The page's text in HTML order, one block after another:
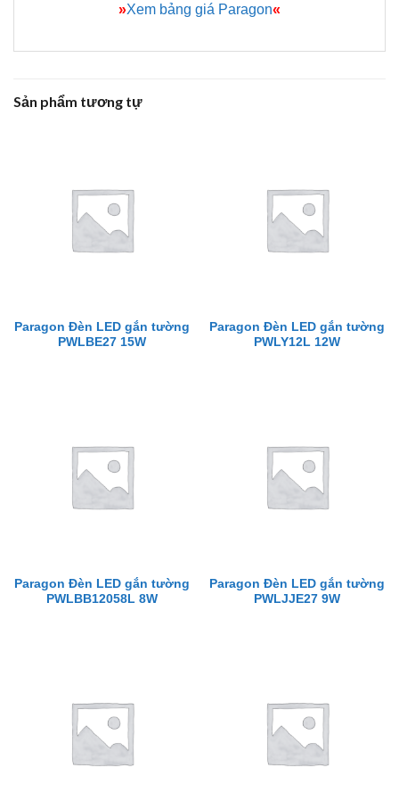
»Xem bảng giá Paragon«
Sản phẩm tương tự
Paragon Đèn LED gắn tường
PWLBE27 15W
Paragon Đèn LED gắn tường
PWLY12L 12W
Paragon Đèn LED gắn tường
PWLBB12058L 8W
Paragon Đèn LED gắn tường
PWLJJE27 9W